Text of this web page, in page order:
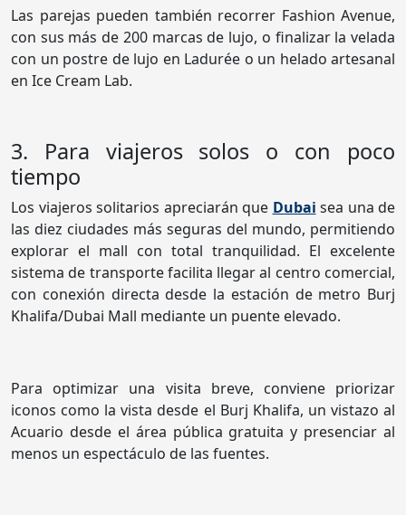
Las parejas pueden también recorrer Fashion Avenue,
con sus más de 200 marcas de lujo, o finalizar la velada
con un postre de lujo en Ladurée o un helado artesanal
en Ice Cream Lab.
3. Para viajeros solos o con poco
tiempo
Los viajeros solitarios apreciarán que Dubai sea una de
las diez ciudades más seguras del mundo, permitiendo
explorar el mall con total tranquilidad. El excelente
sistema de transporte facilita llegar al centro comercial,
con conexión directa desde la estación de metro Burj
Khalifa/Dubai Mall mediante un puente elevado.
Para optimizar una visita breve, conviene priorizar
iconos como la vista desde el Burj Khalifa, un vistazo al
Acuario desde el área pública gratuita y presenciar al
menos un espectáculo de las fuentes.